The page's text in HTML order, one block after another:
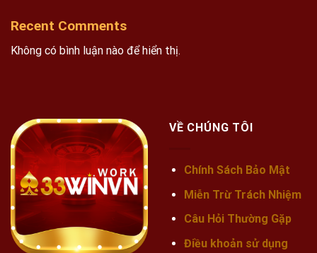
Recent Comments
Không có bình luận nào để hiển thị.
VỀ CHÚNG TÔI
Chính Sách Bảo Mật
Miễn Trừ Trách Nhiệm
Câu Hỏi Thường Gặp
Điều khoản sử dụng